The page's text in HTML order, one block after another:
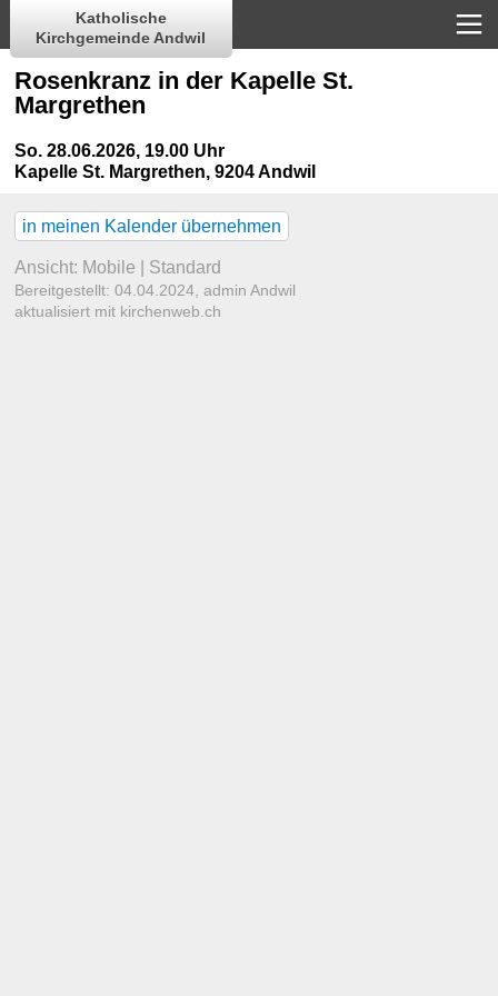
Katholische
Kirchgemeinde Andwil
Rosenkranz in der Kapelle St.
Margrethen
So. 28.06.2026, 19.00 Uhr
Kapelle St. Margrethen,9204 Andwil
in meinen Kalender übernehmen
Ansicht: Mobile Standard
Bereitgestellt: 04.04.2024,admin Andwil
aktualisiert mit kirchenweb.ch